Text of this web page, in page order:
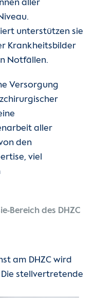
aller
unterstützen sie
Krankheitsbilder
Notfällen.
Versorgung
aller
den
viel
Bereich des DHZC
am DHZC wird
stellvertretende